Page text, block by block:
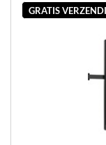
GRATIS